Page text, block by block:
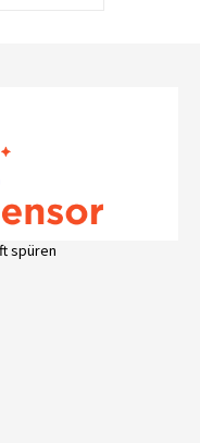
spüren